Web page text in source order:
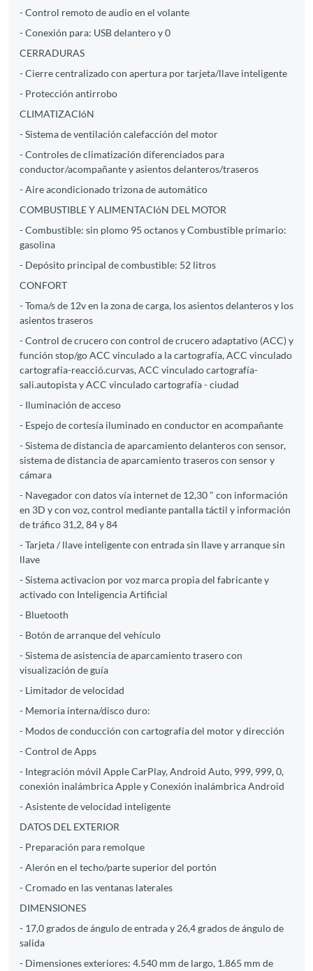
- Control remoto de audio en el volante
- Conexión para: USB delantero y 0
CERRADURAS
- Cierre centralizado con apertura por tarjeta/llave inteligente
- Protección antirrobo
CLIMATIZACIóN
- Sistema de ventilación calefacción del motor
- Controles de climatización diferenciados para
conductor/acompañante y asientos delanteros/traseros
- Aire acondicionado trizona de automático
COMBUSTIBLE Y ALIMENTACIóN DEL MOTOR
- Combustible: sin plomo 95 octanos y Combustible primario:
gasolina
- Depósito principal de combustible: 52 litros
CONFORT
- Toma/s de 12v en la zona de carga, los asientos delanteros y los
asientos traseros
- Control de crucero con control de crucero adaptativo (ACC) y
función stop/go ACC vinculado a la cartografía, ACC vinculado
cartografía-reacció.curvas, ACC vinculado cartografía-
sali.autopista y ACC vinculado cartografía - ciudad
- Iluminación de acceso
- Espejo de cortesía iluminado en conductor en acompañante
- Sistema de distancia de aparcamiento delanteros con sensor,
sistema de distancia de aparcamiento traseros con sensor y
cámara
- Navegador con datos vía internet de 12,30 " con información
en 3D y con voz, control mediante pantalla táctil y información
de tráfico 31,2, 84 y 84
- Tarjeta / llave inteligente con entrada sin llave y arranque sin
llave
- Sistema activacion por voz marca propia del fabricante y
activado con Inteligencia Artificial
- Bluetooth
- Botón de arranque del vehículo
- Sistema de asistencia de aparcamiento trasero con
visualización de guía
- Limitador de velocidad
- Memoria interna/disco duro:
- Modos de conducción con cartografía del motor y dirección
- Control de Apps
- Integración móvil Apple CarPlay, Android Auto, 999, 999, 0,
conexión inalámbrica Apple y Conexión inalámbrica Android
- Asistente de velocidad inteligente
DATOS DEL EXTERIOR
- Preparación para remolque
- Alerón en el techo/parte superior del portón
- Cromado en las ventanas laterales
DIMENSIONES
- 17,0 grados de ángulo de entrada y 26,4 grados de ángulo de
salida
- Dimensiones exteriores: 4.540 mm de largo, 1.865 mm de